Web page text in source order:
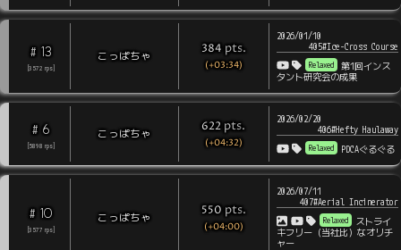
# 13
3572 rps
こっぱちゃ 384 pts.
(+03:34)
2026/01/10
405#Ice-Cross Course
Relaxed
第1回インス
タント研究会の成果
# 6
5898 rps
こっぱちゃ 622 pts.
(+04:32)
2026/02/20
406#Hefty Haulaway
Relaxed PDCAぐるぐる
# 10
3577 rps
こっぱちゃ 550 pts.
(+04:00)
2026/07/11
407#Aerial Incinerator
Relaxed
ストライ
キフリー（当社比）なオリチ
ャー